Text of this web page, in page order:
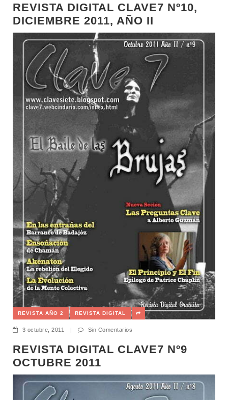
REVISTA DIGITAL CLAVE7 Nº10,
DICIEMBRE 2011, AÑO II
REVISTA AÑO 2 REVISTA DIGITAL
3 octubre, 2011 | Sin Comentarios
REVISTA DIGITAL CLAVE7 Nº9
OCTUBRE 2011